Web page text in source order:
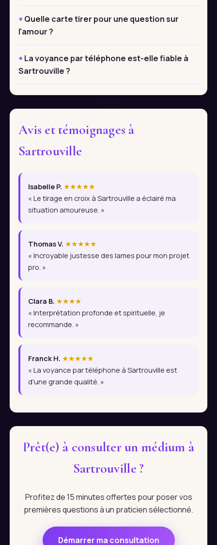
Quelle carte tirer pour une question sur
l'amour ?
La voyance par téléphone est-elle fiable à
Sartrouville ?
Avis et témoignages à
Sartrouville
Isabelle P. ★★★★★
« Le tirage en croix à Sartrouville a éclairé ma
situation amoureuse. »
Thomas V. ★★★★★
« Incroyable justesse des lames pour mon projet
pro. »
Clara B. ★★★★
« Interprétation profonde et spirituelle, je
recommande. »
Franck H. ★★★★★
« La voyance par téléphone à Sartrouville est
d'une grande qualité. »
Prêt(e) à consulter un médium à
Sartrouville ?
Profitez de 15 minutes offertes pour poser vos
premières questions à un praticien sélectionné.
Démarrer ma consultation